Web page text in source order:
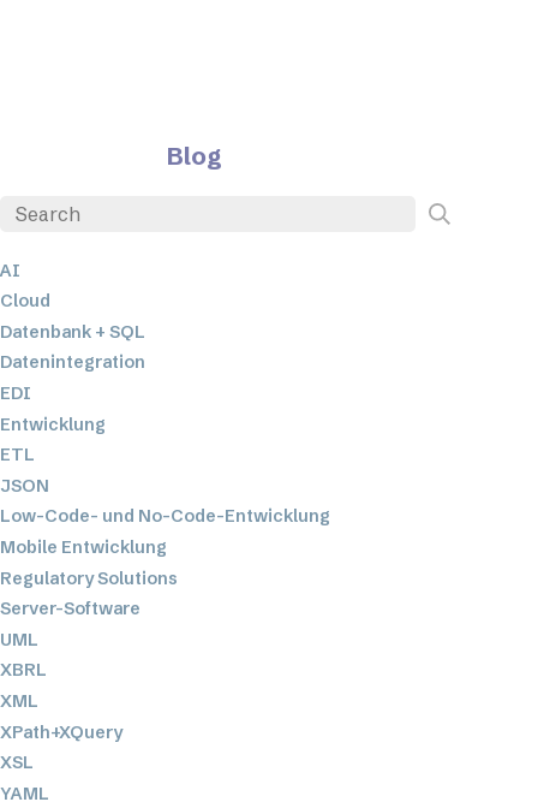
Blog
AI
Cloud
Datenbank + SQL
Datenintegration
EDI
Entwicklung
ETL
JSON
Low-Code- und No-Code-Entwicklung
Mobile Entwicklung
Regulatory Solutions
Server-Software
UML
XBRL
XML
XPath+XQuery
XSL
YAML